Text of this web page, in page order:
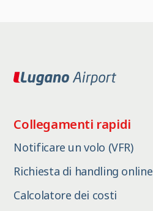
Collegamenti rapidi
Notificare un volo (VFR)
Richiesta di handling online
Calcolatore dei costi